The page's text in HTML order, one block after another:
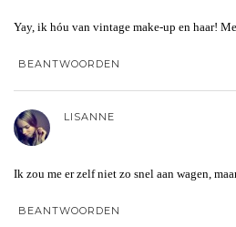
Yay, ik hóu van vintage make-up en haar!
BEANTWOORDEN
LISANNE
Ik zou me er zelf niet zo snel aan wagen,
BEANTWOORDEN